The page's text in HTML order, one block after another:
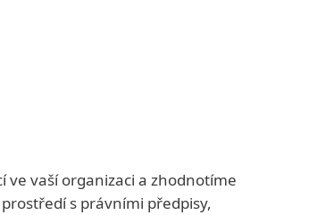
ve vaší organizaci a zhodnotíme
s právními předpisy,